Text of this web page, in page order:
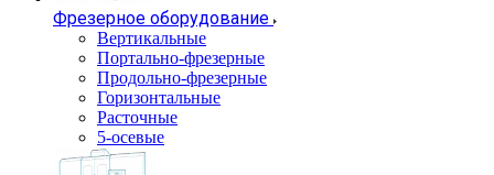
Фрезерное оборудование
Вертикальные
Портально-фрезерные
Продольно-фрезерные
Горизонтальные
Расточные
5-осевые